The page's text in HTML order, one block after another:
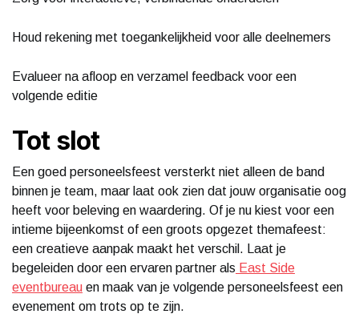
Houd rekening met toegankelijkheid voor alle deelnemers
Evalueer na afloop en verzamel feedback voor een
volgende editie
Tot slot
Een goed personeelsfeest versterkt niet alleen de band
binnen je team, maar laat ook zien dat jouw organisatie oog
heeft voor beleving en waardering. Of je nu kiest voor een
intieme bijeenkomst of een groots opgezet themafeest:
een creatieve aanpak maakt het verschil. Laat je
begeleiden door een ervaren partner als East Side
eventbureau en maak van je volgende personeelsfeest een
evenement om trots op te zijn.